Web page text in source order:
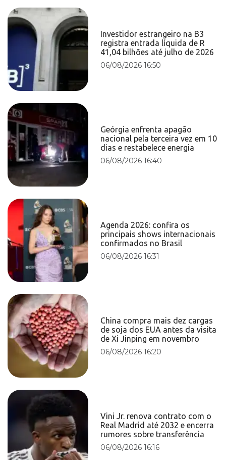
Investidor estrangeiro na B3
registra entrada líquida de R
41,04 bilhões até julho de 2026
06/08/2026 16:50
Geórgia enfrenta apagão
nacional pela terceira vez em 10
dias e restabelece energia
06/08/2026 16:40
Agenda 2026: confira os
principais shows internacionais
confirmados no Brasil
06/08/2026 16:31
China compra mais dez cargas
de soja dos EUA antes da visita
de Xi Jinping em novembro
06/08/2026 16:20
Vini Jr. renova contrato com o
Real Madrid até 2032 e encerra
rumores sobre transferência
06/08/2026 16:16